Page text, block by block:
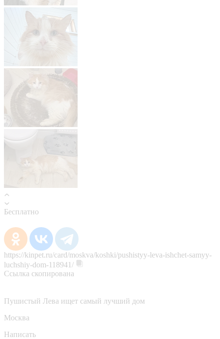
Бесплатно
https://kinpet.ru/card/moskva/koshki/pushistyy-leva-ishchet-samyy-
luchshiy-dom-118941/
Ссылка скопирована
Пушистый Лева ищет самый лучший дом
Москва
Написать